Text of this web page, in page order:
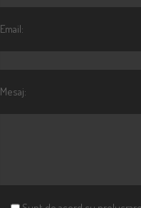
Email:
Mesaj: